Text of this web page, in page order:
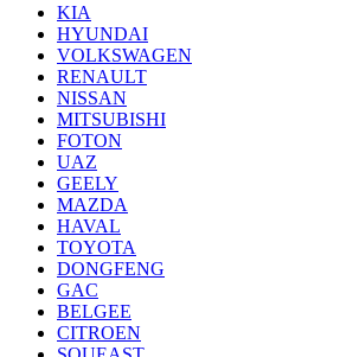
KIA
HYUNDAI
VOLKSWAGEN
RENAULT
NISSAN
MITSUBISHI
FOTON
UAZ
GEELY
MAZDA
HAVAL
TOYOTA
DONGFENG
GAC
BELGEE
CITROEN